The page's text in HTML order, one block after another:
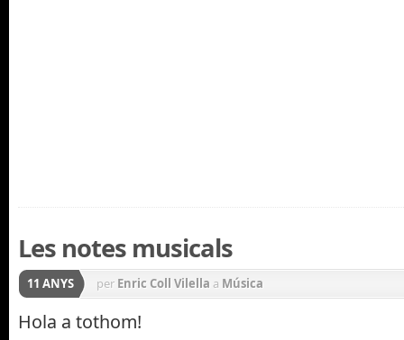
Les notes musicals
11 ANYS per Enric Coll Vilella a Música
Hola a tothom!